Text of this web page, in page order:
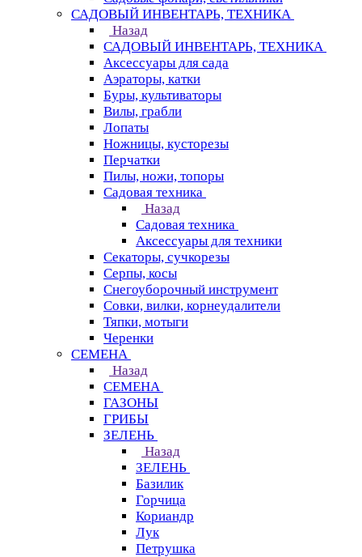
САДОВЫЙ ИНВЕНТАРЬ, ТЕХНИКА
Назад
САДОВЫЙ ИНВЕНТАРЬ, ТЕХНИКА
Аксессуары для сада
Аэраторы, катки
Буры, культиваторы
Вилы, грабли
Лопаты
Ножницы, кусторезы
Перчатки
Пилы, ножи, топоры
Садовая техника
Назад
Садовая техника
Аксессуары для техники
Секаторы, сучкорезы
Серпы, косы
Снегоуборочный инструмент
Совки, вилки, корнеудалители
Тяпки, мотыги
Черенки
СЕМЕНА
Назад
СЕМЕНА
ГАЗОНЫ
ГРИБЫ
ЗЕЛЕНЬ
Назад
ЗЕЛЕНЬ
Базилик
Горчица
Кориандр
Лук
Петрушка